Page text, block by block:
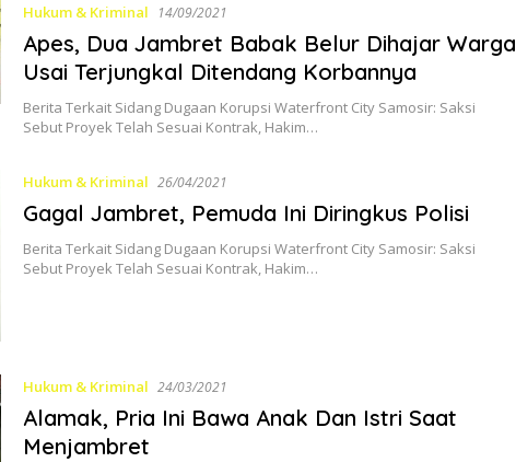
Hukum & Kriminal 14/09/2021
Apes, Dua Jambret Babak Belur Dihajar Warga
Usai Terjungkal Ditendang Korbannya
Berita Terkait Sidang Dugaan Korupsi Waterfront City Samosir: Saksi
Sebut Proyek Telah Sesuai Kontrak, Hakim…
Hukum & Kriminal 26/04/2021
Gagal Jambret, Pemuda Ini Diringkus Polisi
Berita Terkait Sidang Dugaan Korupsi Waterfront City Samosir: Saksi
Sebut Proyek Telah Sesuai Kontrak, Hakim…
Hukum & Kriminal 24/03/2021
Alamak, Pria Ini Bawa Anak Dan Istri Saat
Menjambret